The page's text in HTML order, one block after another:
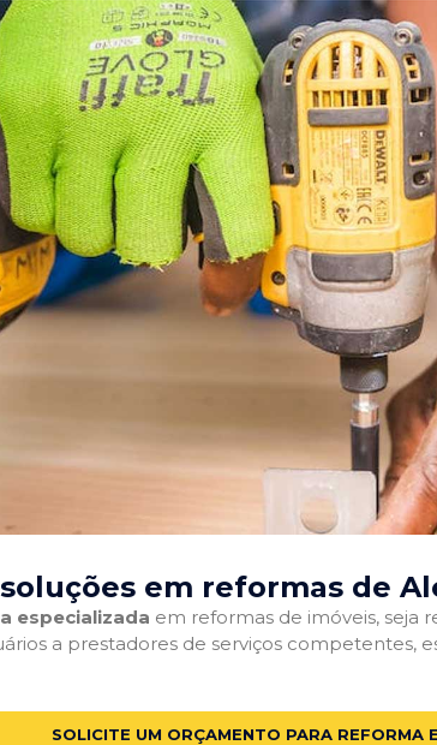
em reformas de
especializada em reformas de imóveis, seja
a prestadores de serviços competentes,
SOLICITE UM ORÇAMENTO PARA REFORMA